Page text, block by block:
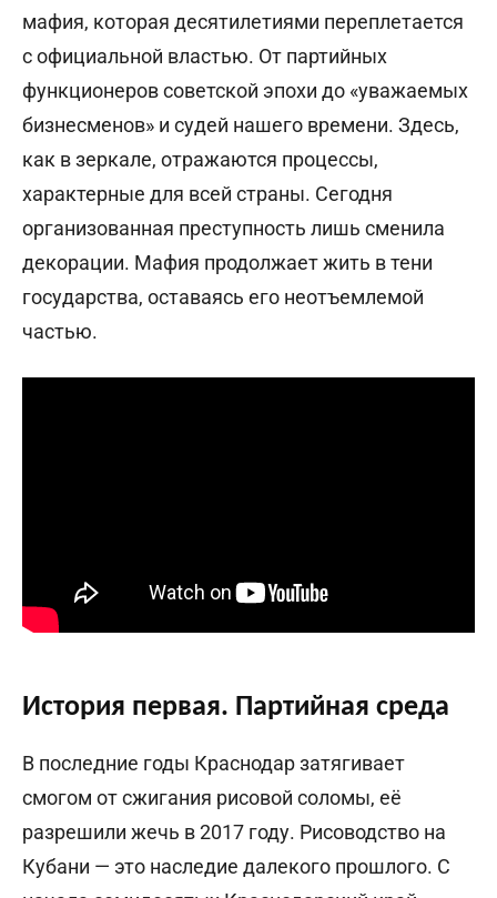
мафия, которая десятилетиями переплетается
с официальной властью. От партийных
функционеров советской эпохи до «уважаемых
бизнесменов» и судей нашего времени. Здесь,
как в зеркале, отражаются процессы,
характерные для всей страны. Сегодня
организованная преступность лишь сменила
декорации. Мафия продолжает жить в тени
государства, оставаясь его неотъемлемой
частью.
История первая. Партийная среда
В последние годы Краснодар затягивает
смогом от сжигания рисовой соломы, её
разрешили жечь в 2017 году. Рисоводство на
Кубани — это наследие далекого прошлого. С